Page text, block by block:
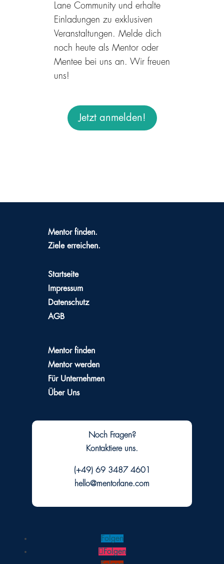
Lane Community und erhalte
Einladungen zu exklusiven
Veranstaltungen. Melde dich
noch heute als Mentor oder
Mentee bei uns an. Wir freuen
uns!
Jetzt anmelden!
Mentor finden.
Ziele erreichen.
Startseite
Impressum
Datenschutz
AGB
Mentor finden
Mentor werden
Für Unternehmen
Über Uns
Noch Fragen?
Kontaktiere uns.
(+49) 69 3487 4601
hello@mentorlane.com
Folgen
Folgen